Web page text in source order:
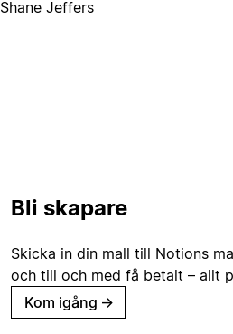
Shane Jeffers
Bli skapare
Skicka in din mall till Notions
och till och med få betalt – allt
Kom igång →